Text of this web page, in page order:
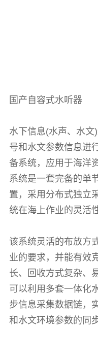
国产自容式水听器
水下信息(水声、水
号和水文参数信息进
备系统，应用于海洋
系统是一套完备的单
置，采用分布式独立
统在海上作业的灵活
该系统灵活的布放方
业的要求，并能有效
长、回收方式复杂、
可以利用多套一体化
步信息采集数据链，
和水文环境参数的同